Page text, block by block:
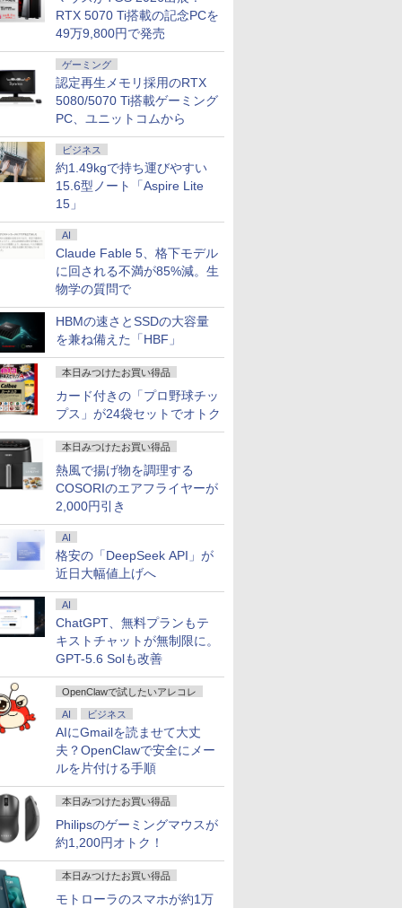
RTX 5070 Ti搭載の記念PCを
49万9,800円で発売
ゲーミング
認定再生メモリ採用のRTX
5080/5070 Ti搭載ゲーミング
PC、ユニットコムから
ビジネス
約1.49kgで持ち運びやすい
15.6型ノート「Aspire Lite
15」
AI
Claude Fable 5、格下モデル
に回される不満が85%減。生
物学の質問で
HBMの速さとSSDの大容量
を兼ね備えた「HBF」
本日みつけたお買い得品
カード付きの「プロ野球チッ
プス」が24袋セットでオトク
本日みつけたお買い得品
熱風で揚げ物を調理する
COSORIのエアフライヤーが
2,000円引き
AI
格安の「DeepSeek API」が
近日大幅値上げへ
AI
ChatGPT、無料プランもテ
キストチャットが無制限に。
GPT-5.6 Solも改善
OpenClawで試したいアレコレ
AI ビジネス
AIにGmailを読ませて大丈
夫？OpenClawで安全にメー
ルを片付ける手順
本日みつけたお買い得品
Philipsのゲーミングマウスが
約1,200円オトク！
本日みつけたお買い得品
モトローラのスマホが約1万